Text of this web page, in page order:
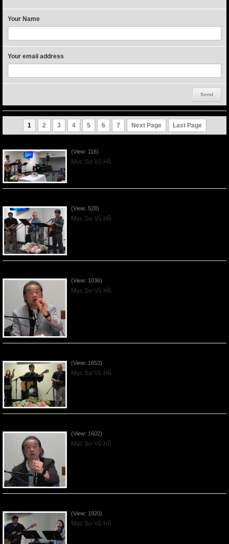
Your Name
Your email address
1 2 3 4 5 6 7 Next Page Last Page
(View: 116)
Mục Sư Vũ Hồ
(View: 528)
Mục Sư Vũ Hồ
(View: 1036)
Mục Sư Vũ Hồ
(View: 1653)
Mục Sư Vũ Hồ
(View: 1602)
Mục Sư Vũ Hồ
(View: 1920)
Mục Sư Vũ Hồ